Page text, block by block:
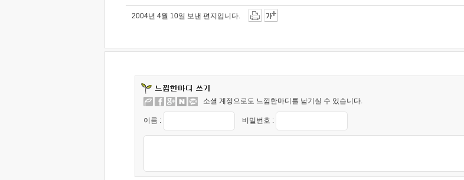
2004년 4월 10일 보낸 편지입니다.
소셜 계정으로도 느낌한마디를 남기실 수 있습니다.
이름 : 비밀번호 :